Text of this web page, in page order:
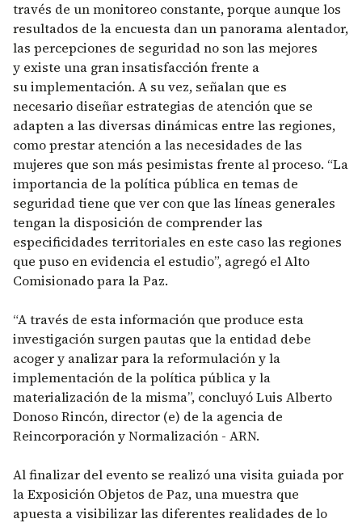
través de un monitoreo constante, porque aunque los
resultados de la encuesta dan un panorama alentador,
las percepciones de seguridad no son las mejores
y existe una gran insatisfacción frente a
su implementación. A su vez, señalan que es
necesario diseñar estrategias de atención que se
adapten a las diversas dinámicas entre las regiones,
como prestar atención a las necesidades de las
mujeres que son más pesimistas frente al proceso. “La
importancia de la política pública en temas de
seguridad tiene que ver con que las líneas generales
tengan la disposición de comprender las
especificidades territoriales en este caso las regiones
que puso en evidencia el estudio”, agregó el Alto
Comisionado para la Paz.
“A través de esta información que produce esta
investigación surgen pautas que la entidad debe
acoger y analizar para la reformulación y la
implementación de la política pública y la
materialización de la misma”, concluyó Luis Alberto
Donoso Rincón​, director (e) de la agencia de
Reincorporación y Normalización - ARN.
Al finalizar del evento se realizó una visita guiada por
la Exposición Objetos de Paz, una muestra que
apuesta a visibilizar las diferentes realidades de lo